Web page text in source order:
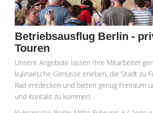
Betriebsausflug Berlin -
Touren
Unsere Angebote lassen Ihre Mitarbeiter
kulinarische Genüsse erleben, die Stadt zu
Rad entdecken und bieten genug Freiraum
und Kontakt zu kommen.